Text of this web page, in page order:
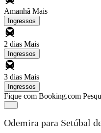
Amanhã Mais
Ingressos
2 dias Mais
Ingressos
3 dias Mais
Ingressos
Fique com Booking.com
Odemira para Setúbal